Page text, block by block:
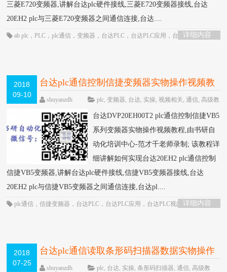
三菱E720变频器,讲解台达plc硬件接线,三菱E720变频器接线,台达
20EH2 plc与三菱E720变频器之间通信连接,台达....
详细内容
ab plc ，PLC ，plc通信 ，变频器 ， 台达PLC ， 台达PLC应用 ， 台达PLC视频，
2018
09-10
台达plc通信控制信捷变频器实物操作视频教
程-书研自动化培训中心制作
HOT
shuyanzdh plc,变频器, 台达, 实操,视频相关,通信,高级教
台达DVP20EH00T2 plc通信控制信捷VB5
系列变频器实物操作视频教程,由书研自
动化培训中心-范才千老师录制; 该教程详
细讲解如何实现台达20EH2 plc通信控制
信捷VB5变频器,讲解台达plc硬件接线,信捷VB5变频器接线,台达
20EH2 plc与信捷VB5变频器之间通信连接,台达pl....
详细内容
plc通信 ，信捷变频器 ， 台达PLC ， 台达PLC应用 ， 台达PLC视频 ，台达plc通
2018
07-25
台达plc通信读取条形码扫描器数据实物操作
视频教程-书研自动化培训中心制作 HOT
shuyanzdh plc, 台达, 实操,条形码扫描器,通信,高级教